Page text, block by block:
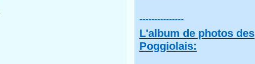
---------------
L'album de photos des
Poggiolais: